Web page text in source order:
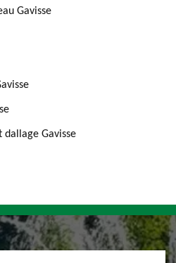
Gavisse
dallage Gavisse